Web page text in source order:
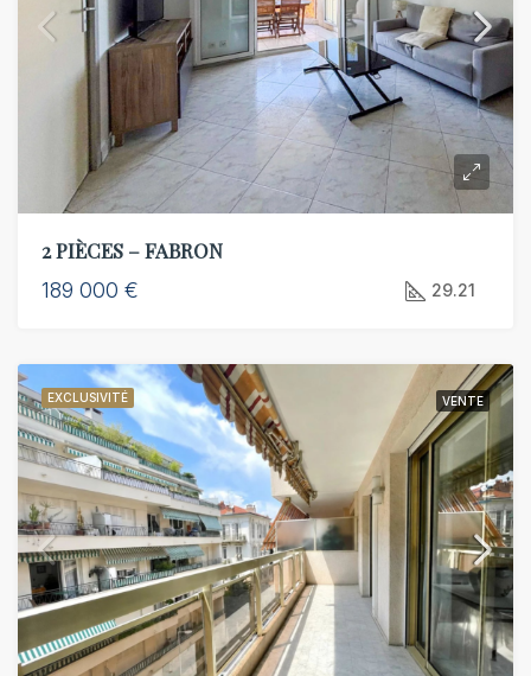
2 PIÈCES – FABRON
189 000 € 29.21
EXCLUSIVITÉ VENTE